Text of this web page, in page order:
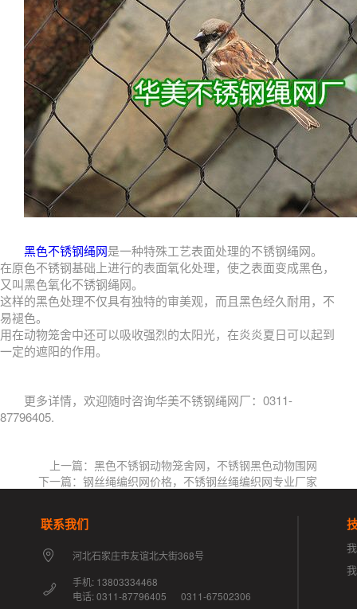
黑色不锈钢绳网是一种特殊工艺表面处理的不锈钢绳网。
在原色不锈钢基础上进行的表面氧化处理，使之表面变成黑色，
又叫黑色氧化不锈钢绳网。
这样的黑色处理不仅具有独特的审美观，而且黑色经久耐用，不
易褪色。
用在动物笼舍中还可以吸收强烈的太阳光，在炎炎夏日可以起到
一定的遮阳的作用。
更多详情，欢迎随时咨询华美不锈钢绳网厂：0311-
87796405.
上一篇：黑色不锈钢动物笼舍网，不锈钢黑色动物围网
下一篇：钢丝绳编织网价格，不锈钢丝绳编织网专业厂家
联系我们
河北石家庄市友谊北大街368号
手机: 13803334468
电话: 0311-87796405 0311-67502306